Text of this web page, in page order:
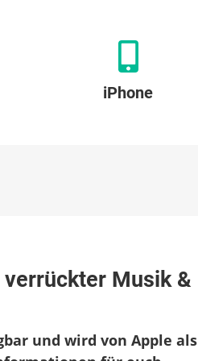
iPhone
Musik &
und wird von Apple als